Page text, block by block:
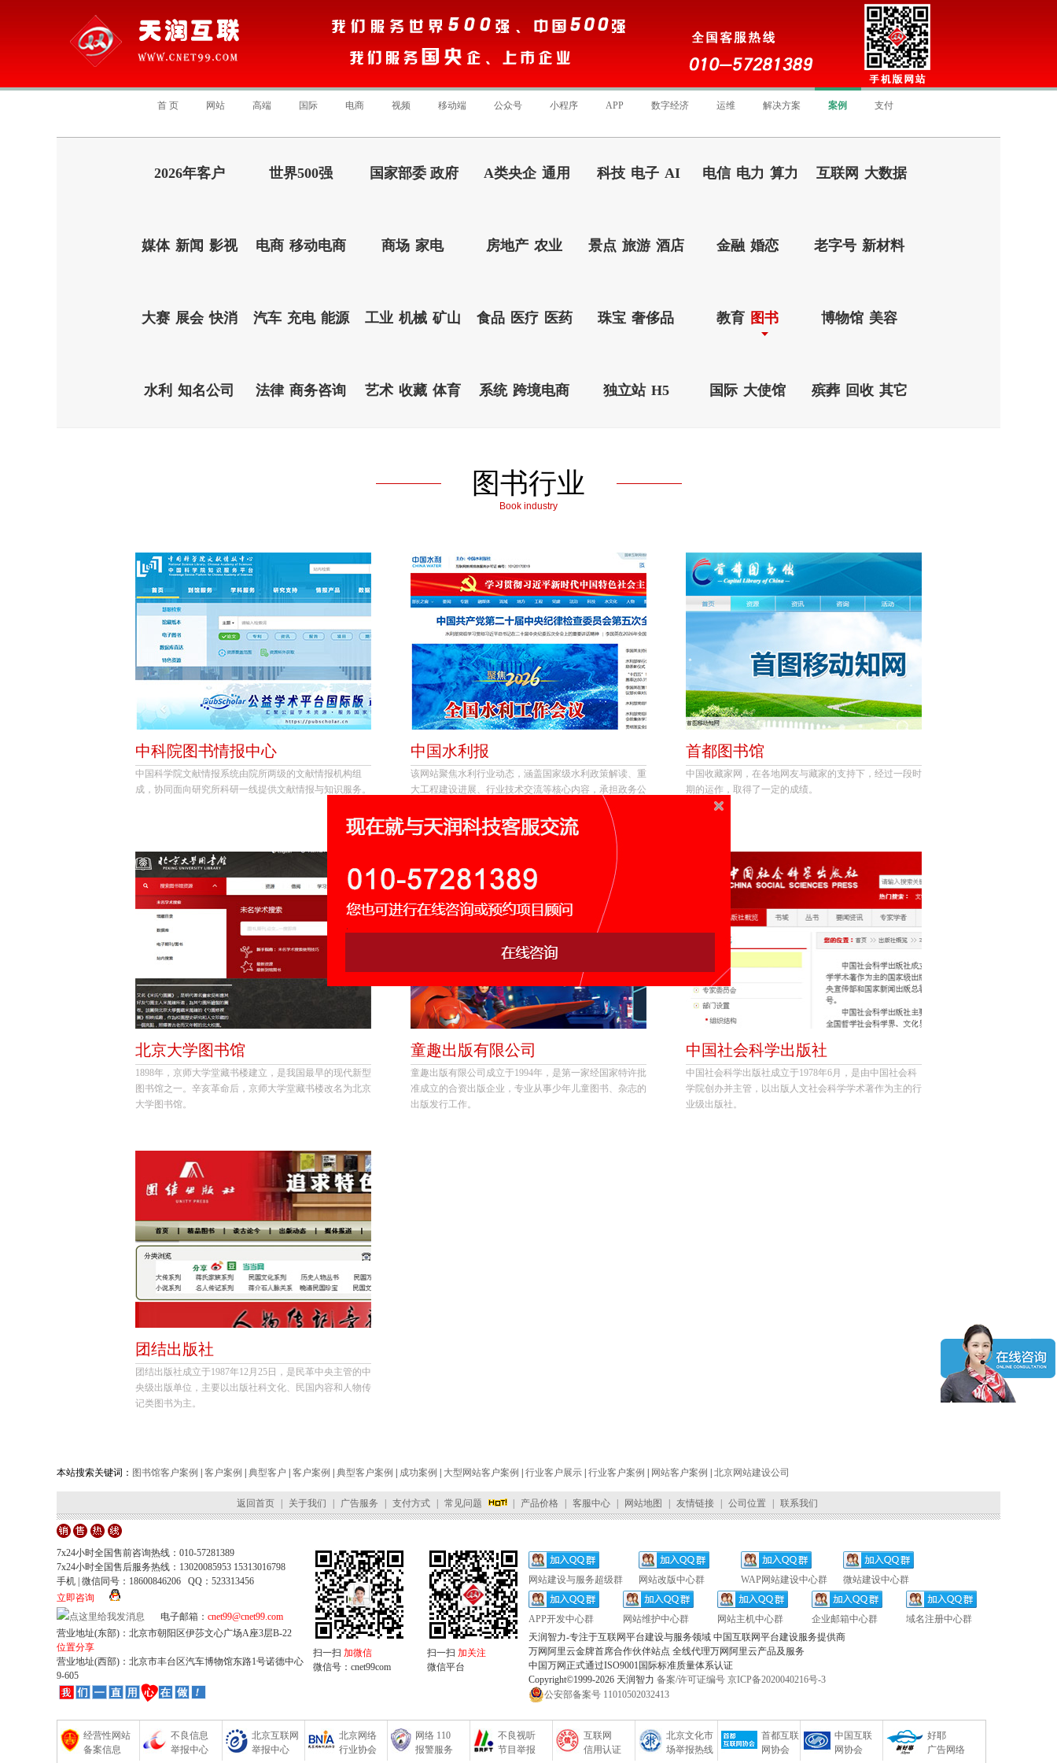
首 页 网站 高端 国际 电商 视频 移动端 公众号 小程序 APP 数字经济 运维 解决方案 案例 支付
2026年客户 世界500强 国家部委 政府 A类央企 通用 科技 电子 AI 电信 电力 算力 互联网 大数据
媒体 新闻 影视 电商 移动电商 商场 家电 房地产 农业 景点 旅游 酒店 金融 婚恋 老字号 新材料
大赛 展会 快消 汽车 充电 能源 工业 机械 矿山 食品 医疗 医药 珠宝 奢侈品 教育 图书 博物馆 美容
水利 知名公司 法律 商务咨询 艺术 收藏 体育 系统 跨境电商 独立站 H5 国际 大使馆 殡葬 回收 其它
图书行业
Book industry
中科院图书情报中心
中国科学院文献情报系统由院所两级的文献情报机构组
成，协同面向研究所科研一线提供文献情报与知识服务。
中国水利报
该网站聚焦水利行业动态，涵盖国家级水利政策解读、重
大工程建设进展、行业技术交流等核心内容，承担政务公
首都图书馆
中国收藏家网，在各地网友与藏家的支持下，经过一段时
期的运作，取得了一定的成绩。
北京大学图书馆
1898年，京师大学堂藏书楼建立，是我国最早的现代新型
图书馆之一。辛亥革命后，京师大学堂藏书楼改名为北京
大学图书馆。
童趣出版有限公司
童趣出版有限公司成立于1994年，是第一家经国家特许批
准成立的合资出版企业，专业从事少年儿童图书、杂志的
出版发行工作。
中国社会科学出版社
中国社会科学出版社成立于1978年6月，是由中国社会科
学院创办并主管，以出版人文社会科学学术著作为主的行
业级出版社。
团结出版社
团结出版社成立于1987年12月25日，是民革中央主管的中
央级出版单位，主要以出版社科文化、民国内容和人物传
记类图书为主。
本站搜索关键词： 图书馆客户案例 客户案例 典型客户 客户案例 典型客户案例 成功案例 大型网站客户案例 行业客户展示 行业客户案例 网站客户案例 北京网站建设公司
返回首页 关于我们 广告服务 支付方式 常见问题 产品价格 客服中心 网站地图 友情链接 公司位置 联系我们
7x24小时全国售前咨询热线：010-57281389
7x24小时全国售后服务热线：13020085953 15313016798
手机 | 微信同号：18600846206 QQ：523313456
立即咨询
电子邮箱： cnet99@cnet99.com
营业地址(东部)：北京市朝阳区伊莎文心广场A座3层B-22
位置分享
营业地址(西部)：北京市丰台区汽车博物馆东路1号诺德中心
9-605
扫一扫 加微信
微信号：cnet99com
扫一扫 加关注
微信平台
网站建设与服务超级群 网站改版中心群 WAP网站建设中心群 微站建设中心群
APP开发中心群 网站维护中心群 网站主机中心群 企业邮箱中心群
域名注册中心群
天润智力-专注于互联网平台建设与服务领域 中国互联网平台建设服务提供商
万网阿里云金牌首席合作伙伴站点 全线代理万网阿里云产品及服务
中国万网正式通过ISO9001国际标准质量体系认证
Copyright©1999-2026 天润智力 备案/许可证编号 京ICP备2020040216号-3
公安部备案号 11010502032413
经营性网站
备案信息
不良信息
举报中心
北京互联网
举报中心
北京网络
行业协会
网络 110
报警服务
不良视听
节目举报
互联网
信用认证
北京文化市
场举报热线
首都互联
网协会
中国互联
网协会
好耶
广告网络